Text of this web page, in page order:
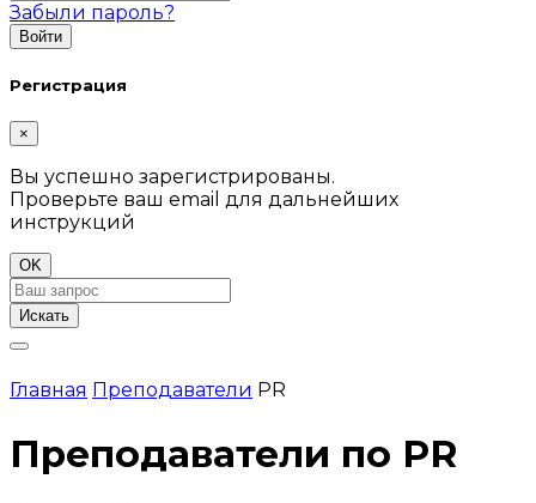
Забыли пароль?
Регистрация
×
Вы успешно зарегистрированы.
Проверьте ваш email для дальнейших
инструкций
OK
Искать
Главная Преподаватели PR
Преподаватели по PR